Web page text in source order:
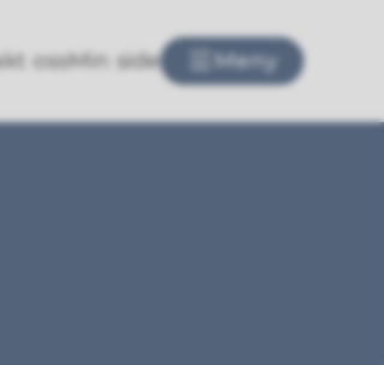
ossMin side Meny